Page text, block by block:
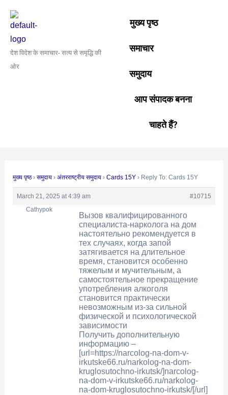
content
देश विदेश के समाचार- सत्य से समृद्धि की
ओर
मुख्य पृष्ठ
समाचार
समुदाय
आप संपादक बनना
चाहते हैं?
मुख्य पृष्ठ › समुदाय › अंतरराष्ट्रीय समुदाय › Cards 15Y › Reply To: Cards 15Y
March 21, 2025 at 4:39 am
#10715
Cathypok
Вызов квалифицированного
специалиста-нарколога на дом
настоятельно рекомендуется в
тех случаях, когда запой
затягивается на длительное
время, становится особенно
тяжелым и мучительным, а
самостоятельное прекращение
употребления алкоголя
становится практически
невозможным из-за сильной
физической и психологической
зависимости
Получить дополнительную
информацию –
[url=https://narcolog-na-dom-v-
irkutske66.ru/narkolog-na-dom-
kruglosutochno-irkutsk/]narcolog-
na-dom-v-irkutske66.ru/narkolog-
na-dom-kruglosutochno-irkutsk/[/url]
navigation